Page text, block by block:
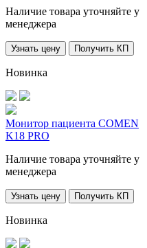
Наличие товара уточняйте у
менеджера
Узнать цену Получить КП
Новинка
Монитор пациента COMEN
K18 PRO
Наличие товара уточняйте у
менеджера
Узнать цену Получить КП
Новинка